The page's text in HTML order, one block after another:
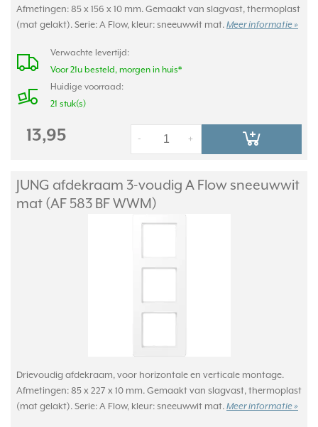
Afmetingen: 85 x 156 x 10 mm. Gemaakt van slagvast, thermoplast
(mat gelakt). Serie: A Flow, kleur: sneeuwwit mat. Meer informatie »
Verwachte levertijd:
Voor 21u besteld, morgen in huis*
Huidige voorraad:
21 stuk(s)
13,95 +
-
JUNG afdekraam 3-voudig A Flow sneeuwwit
mat (AF 583 BF WWM)
Drievoudig afdekraam, voor horizontale en verticale montage.
Afmetingen: 85 x 227 x 10 mm. Gemaakt van slagvast, thermoplast
(mat gelakt). Serie: A Flow, kleur: sneeuwwit mat. Meer informatie »